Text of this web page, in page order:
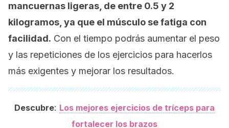
mancuernas ligeras, de entre 0.5 y 2
kilogramos, ya que el músculo se fatiga con
facilidad. Con el tiempo podrás aumentar el peso
y las repeticiones de los ejercicios para hacerlos
más exigentes y mejorar los resultados.
Descubre: Los mejores ejercicios de tríceps para
fortalecer los brazos